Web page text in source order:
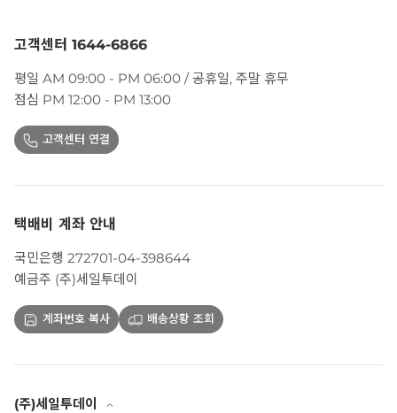
고객센터 1644-6866
평일 AM 09:00 - PM 06:00 / 공휴일, 주말 휴무
점심 PM 12:00 - PM 13:00
고객센터 연결
택배비 계좌 안내
국민은행 272701-04-398644
예금주 (주)세일투데이
계좌번호 복사 배송상황 조회
(주)세일투데이